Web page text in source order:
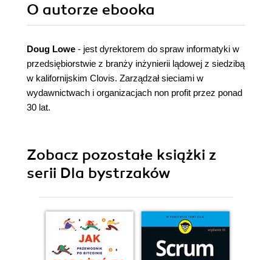
O autorze ebooka
Doug Lowe - jest dyrektorem do spraw informatyki w
przedsiębiorstwie z branży inżynierii lądowej z siedzibą
w kalifornijskim Clovis. Zarządzał sieciami w
wydawnictwach i organizacjach non profit przez ponad
30 lat.
Zobacz pozostałe książki z
serii Dla bystrzaków